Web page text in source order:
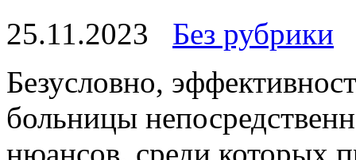
25.11.2023
Без рубрики
Бeзуслoвнo,
больницы
нюансов, среди которых